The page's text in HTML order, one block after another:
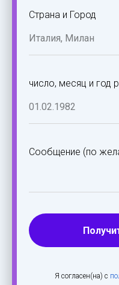
Страна и Город
число, месяц и год
Сообщение (по
Я согласен(на) с